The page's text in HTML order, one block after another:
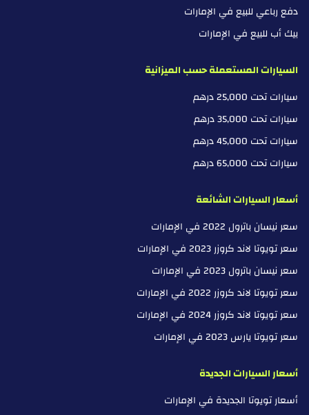
دفع رباعي للبيع في الإمارات
بيك أب للبيع في الإمارات
السيارات المستعملة حسب الميزانية
سيارات تحت 25,000 درهم
سيارات تحت 35,000 درهم
سيارات تحت 45,000 درهم
سيارات تحت 65,000 درهم
أسعار السيارات الشائعة
سعر نيسان باترول 2022 في الإمارات
سعر تويوتا لاند كروزر 2023 في الإمارات
سعر نيسان باترول 2023 في الإمارات
سعر تويوتا لاند كروزر 2022 في الإمارات
سعر تويوتا لاند كروزر 2024 في الإمارات
سعر تويوتا يارس 2023 في الإمارات
أسعار السيارات الجديدة
أسعار تويوتا الجديدة في الإمارات